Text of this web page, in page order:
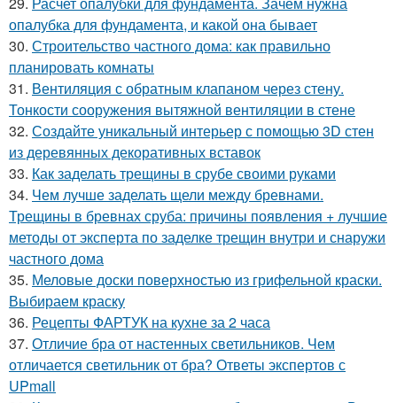
опалубка для фундамента, и какой она бывает
30. Строительство частного дома: как правильно
планировать комнаты
31. Вентиляция с обратным клапаном через стену.
Тонкости сооружения вытяжной вентиляции в стене
32. Создайте уникальный интерьер с помощью 3D стен
из деревянных декоративных вставок
33. Как заделать трещины в срубе своими руками
34. Чем лучше заделать щели между бревнами.
Трещины в бревнах сруба: причины появления + лучшие
методы от эксперта по заделке трещин внутри и снаружи
частного дома
35. Меловые доски поверхностью из грифельной краски.
Выбираем краску
36. Рецепты ФАРТУК на кухне за 2 часа
37. Отличие бра от настенных светильников. Чем
отличается светильник от бра? Ответы экспертов с
UPmall